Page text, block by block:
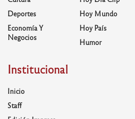
Deportes
Economía Y
Negocios
Hoy Mundo
Hoy País
Humor
Institucional
Inicio
Staff